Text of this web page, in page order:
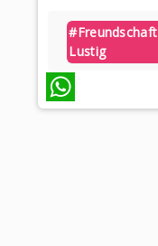
#freundschaft
Lustig